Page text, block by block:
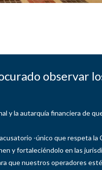
observar
y la autarquía financiera de
-único que respeta
y fortaleciéndolo en las
que nuestros operadores